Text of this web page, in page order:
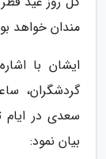
مندان خواهد
ایشان با
سعدی در ایام
بیان نمود: